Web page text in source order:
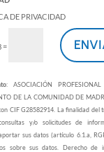
DE PRIVACIDAD
=
: ASOCIACIÓN
DE LA COMUNIDAD DE
CIF G28582914. La finalidad del
y/o solicitudes de
sus datos (artículo 6.1.a,
sobre sus datos. Derecho de